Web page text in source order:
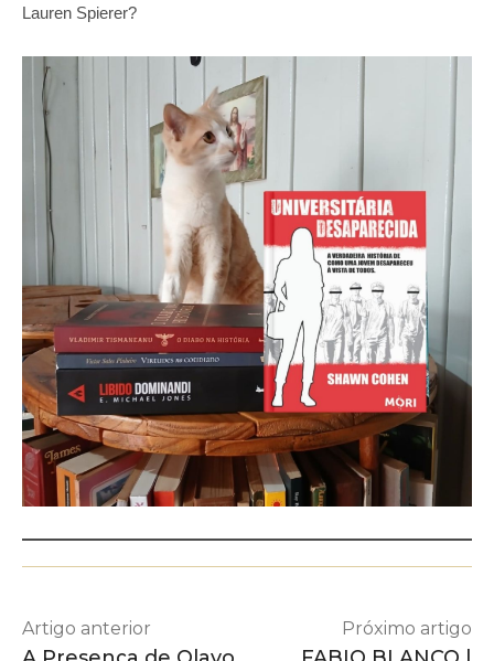
Lauren Spierer?
Artigo anterior Próximo artigo